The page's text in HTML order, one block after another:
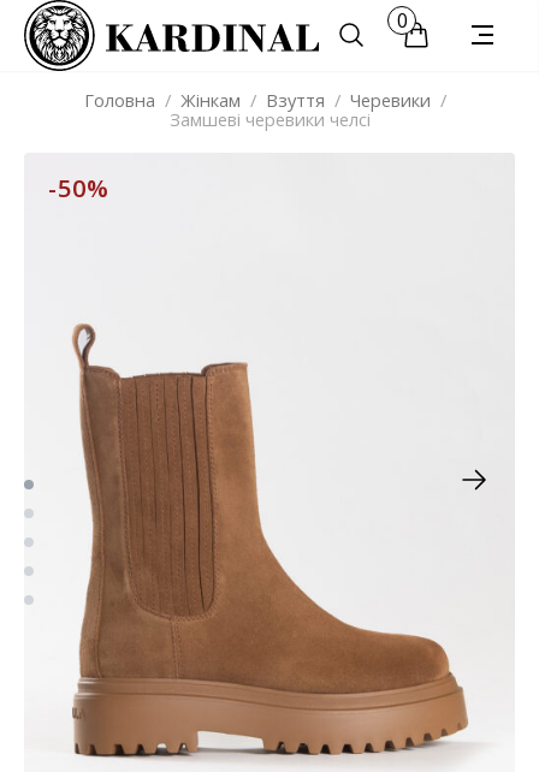
0
Головна / Жінкам / Взуття / Черевики /
Замшеві черевики челсі
-50%